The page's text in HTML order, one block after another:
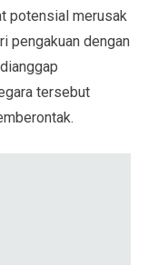
potensial merusak
pengakuan dengan
tersebut